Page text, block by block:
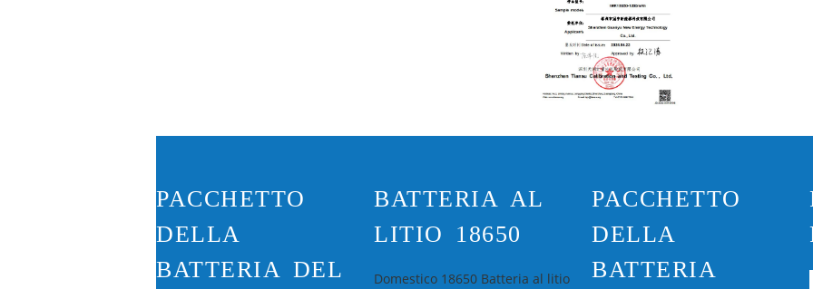
PACCHETTO
DELLA
BATTERIA DEL
BATTERIA AL
LITIO 18650
Domestico 18650 Batteria al litio
PACCHETTO
DELLA
BATTERIA